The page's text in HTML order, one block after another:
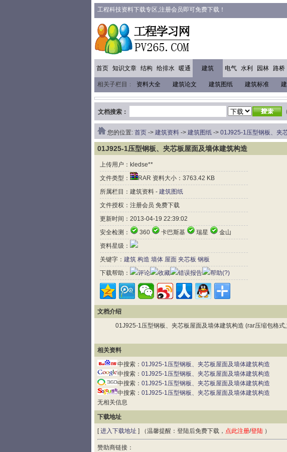
工程科技资料下载专区,注册会员即可免费下载！
首页 知识文章 结构 给排水 暖通 建筑 电气 水利 园林 路桥
相关子栏目： 资料大全 建筑论文 建筑图纸 建筑标准
文档搜索：
您的位置: 首页 -> 建筑资料 -> 建筑图纸 -> 01J925-1压型钢板、夹
01J925-1压型钢板、夹芯板屋面及墙体建筑构造
上传用户：kledse**
文件类型：
RAR 资料大小：3763.42 KB
所属栏目：建筑资料 - 建筑图纸
文件授权：注册会员 免费下载
更新时间：2013-04-19 22:39:02
安全检测：
360 卡巴斯基 瑞星
金山
资料星级：
关键字： 建筑 构造 墙体 屋面 夹芯板 钢板
下载帮助：
评论 收藏 错误报告 帮助(?)
文档介绍
01J925-1压型钢板、夹芯板屋面及墙体建筑构造 (rar压缩包格式,
相关资料
中搜索： 01J925-1压型钢板、夹芯板屋面及墙体建筑构造
中搜索： 01J925-1压型钢板、夹芯板屋面及墙体建筑构造
中搜索： 01J925-1压型钢板、夹芯板屋面及墙体建筑构造
中搜索： 01J925-1压型钢板、夹芯板屋面及墙体建筑构造
无相关信息
下载地址
[进入下载地址 ] （温馨提醒：登陆后免费下载， 点此注册/登陆 ）
赞助商链接：